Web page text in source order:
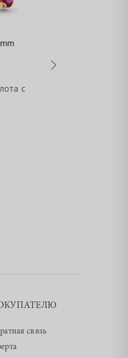
с
связь